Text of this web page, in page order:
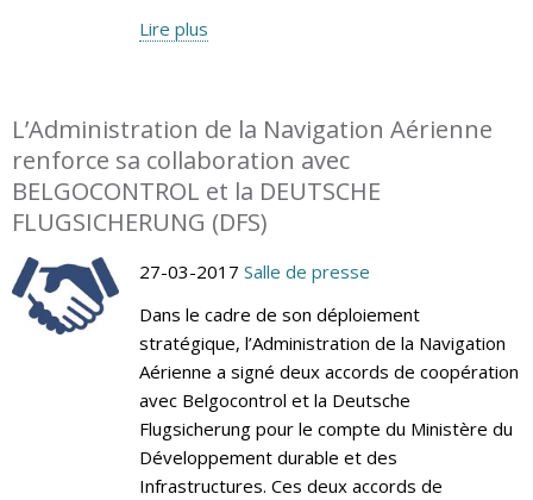
Lire plus
L’Administration de la Navigation Aérienne
renforce sa collaboration avec
BELGOCONTROL et la DEUTSCHE
FLUGSICHERUNG (DFS)
27-03-2017 Salle de presse
Dans le cadre de son déploiement
stratégique, l’Administration de la Navigation
Aérienne a signé deux accords de coopération
avec Belgocontrol et la Deutsche
Flugsicherung pour le compte du Ministère du
Développement durable et des
Infrastructures. Ces deux accords de